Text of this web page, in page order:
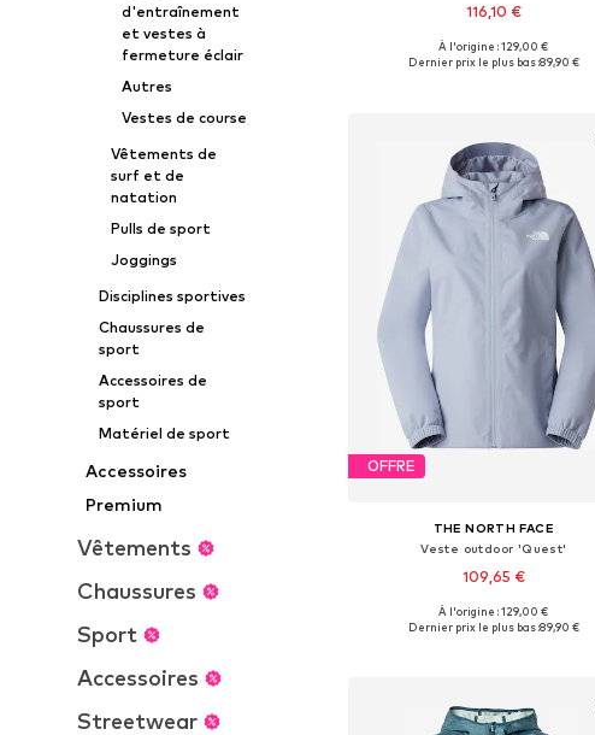
d'entraînement
et vestes à
fermeture éclair
Autres
Vestes de course
Vêtements de
surf et de
natation
Pulls de sport
Joggings
Disciplines sportives
Chaussures de
sport
Accessoires de
sport
Matériel de sport
Accessoires
Premium
Vêtements
Chaussures
Sport
Accessoires
Streetwear
116,10 €
+3
Tailles disponibles: XS, S, M, L, XL
À l'origine : 129,00 €
Dernier prix le plus bas :89,90 €
OFFRE
THE NORTH FACE
Veste outdoor 'Quest'
109,65 €
+3
Tailles disponibles: XS, S, M, L, XL
À l'origine : 129,00 €
Dernier prix le plus bas :89,90 €